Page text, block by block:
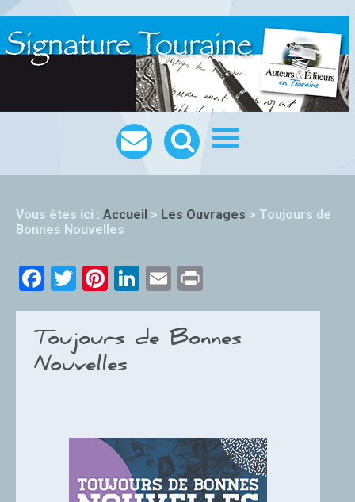
Vous êtes ici : Accueil > Les Ouvrages > Toujours de
Bonnes Nouvelles
Facebook
TwitterPinterest
LinkedIn
Email
Toujours de Bonnes
Nouvelles